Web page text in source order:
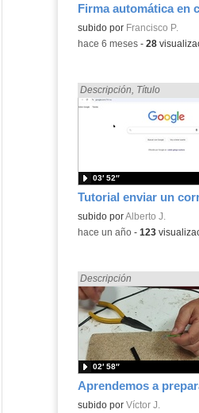
Contenido educativo.
subido por Francisco P.
-hace 6 meses- 28
Encontrado «Electrónica»
Descripción Título
Contenido educativo.
subido porAlberto J.
03′ 52″
-hace un año- 123
Encontrado «Electrónica»
Descripción
Contenido educativo.
subido por Víctor J.
02′ 58″